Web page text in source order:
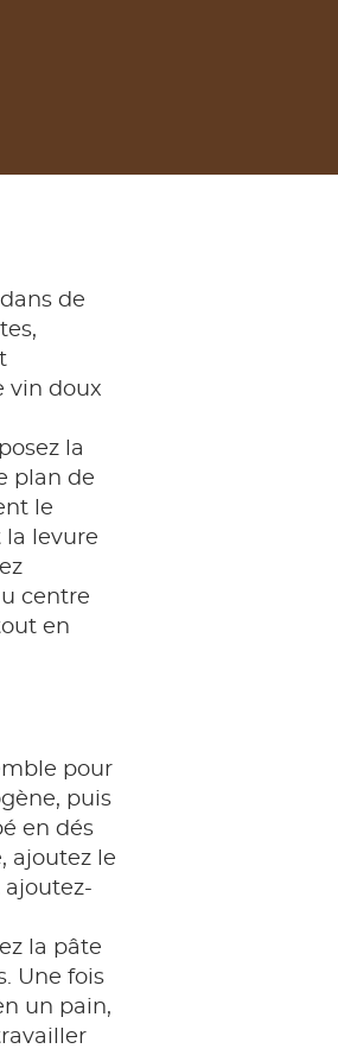
de
vin doux
la
plan de
le
la levure
centre
en
pour
puis
en dés
ajoutez le
ajoutez-
la pâte
Une fois
un pain,